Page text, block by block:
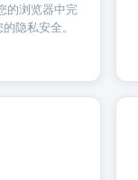
的浏览器中完
隐私安全。